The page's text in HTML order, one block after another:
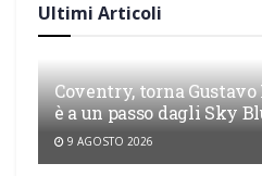
Ultimi Articoli
Coventry, torna
è a un passo dagli Sky
9 AGOSTO 2026